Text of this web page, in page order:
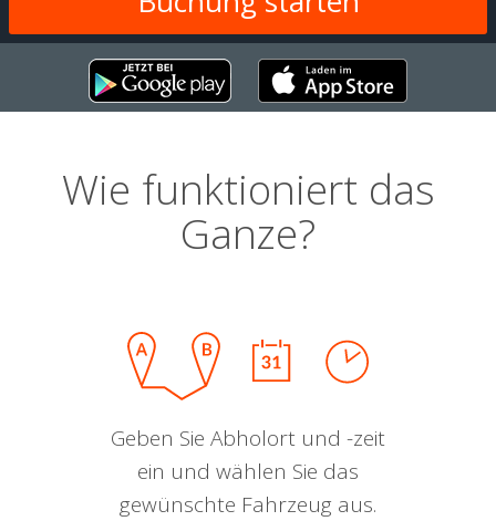
Wie funktioniert das
Ganze?
Geben Sie Abholort und -zeit
ein und wählen Sie das
gewünschte Fahrzeug aus.